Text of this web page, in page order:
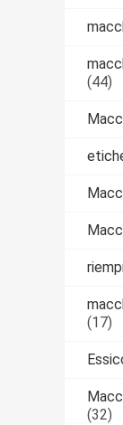
(44)
(17)
(32)